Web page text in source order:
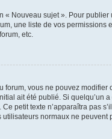
Nouveau sujet ». Pour
une liste de vos
etc.
vous ne pouvez
ait été publié. Si
petit texte n’apparaîtra pas
normaux ne